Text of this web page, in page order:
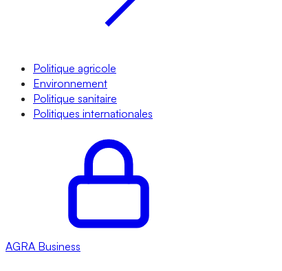
Politique agricole
Environnement
Politique sanitaire
Politiques internationales
AGRA Business